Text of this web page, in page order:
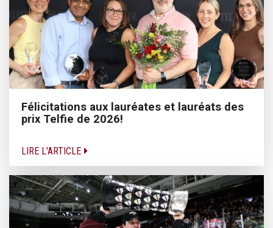
Félicitations aux lauréates et lauréats des
prix Telfie de 2026!
LIRE L'ARTICLE